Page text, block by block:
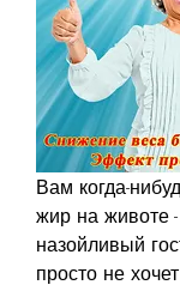
Вам когда-
жир на животе -
назойливый
просто не